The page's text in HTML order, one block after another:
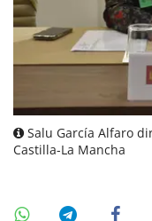
Salu García Alfaro
Castilla-La Mancha